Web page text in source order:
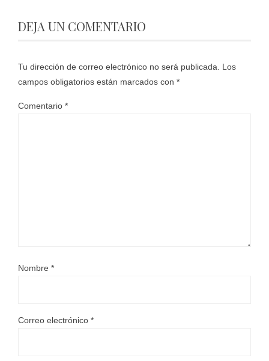
DEJA UN COMENTARIO
Tu dirección de correo electrónico no será publicada. Los
campos obligatorios están marcados con *
Comentario *
Nombre *
Correo electrónico *